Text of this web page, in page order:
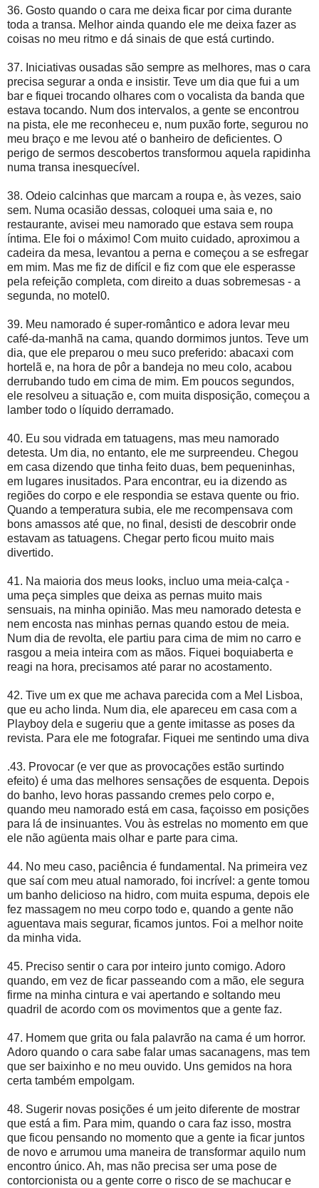
36. Gosto quando o cara me deixa ficar por cima durante
toda a transa. Melhor ainda quando ele me deixa fazer as
coisas no meu ritmo e dá sinais de que está curtindo.
37. Iniciativas ousadas são sempre as melhores, mas o cara
precisa segurar a onda e insistir. Teve um dia que fui a um
bar e fiquei trocando olhares com o vocalista da banda que
estava tocando. Num dos intervalos, a gente se encontrou
na pista, ele me reconheceu e, num puxão forte, segurou no
meu braço e me levou até o banheiro de deficientes. O
perigo de sermos descobertos transformou aquela rapidinha
numa transa inesquecível.
38. Odeio calcinhas que marcam a roupa e, às vezes, saio
sem. Numa ocasião dessas, coloquei uma saia e, no
restaurante, avisei meu namorado que estava sem roupa
íntima. Ele foi o máximo! Com muito cuidado, aproximou a
cadeira da mesa, levantou a perna e começou a se esfregar
em mim. Mas me fiz de difícil e fiz com que ele esperasse
pela refeição completa, com direito a duas sobremesas - a
segunda, no motel0.
39. Meu namorado é super-romântico e adora levar meu
café-da-manhã na cama, quando dormimos juntos. Teve um
dia, que ele preparou o meu suco preferido: abacaxi com
hortelã e, na hora de pôr a bandeja no meu colo, acabou
derrubando tudo em cima de mim. Em poucos segundos,
ele resolveu a situação e, com muita disposição, começou a
lamber todo o líquido derramado.
40. Eu sou vidrada em tatuagens, mas meu namorado
detesta. Um dia, no entanto, ele me surpreendeu. Chegou
em casa dizendo que tinha feito duas, bem pequeninhas,
em lugares inusitados. Para encontrar, eu ia dizendo as
regiões do corpo e ele respondia se estava quente ou frio.
Quando a temperatura subia, ele me recompensava com
bons amassos até que, no final, desisti de descobrir onde
estavam as tatuagens. Chegar perto ficou muito mais
divertido.
41. Na maioria dos meus looks, incluo uma meia-calça -
uma peça simples que deixa as pernas muito mais
sensuais, na minha opinião. Mas meu namorado detesta e
nem encosta nas minhas pernas quando estou de meia.
Num dia de revolta, ele partiu para cima de mim no carro e
rasgou a meia inteira com as mãos. Fiquei boquiaberta e
reagi na hora, precisamos até parar no acostamento.
42. Tive um ex que me achava parecida com a Mel Lisboa,
que eu acho linda. Num dia, ele apareceu em casa com a
Playboy dela e sugeriu que a gente imitasse as poses da
revista. Para ele me fotografar. Fiquei me sentindo uma diva
.43. Provocar (e ver que as provocações estão surtindo
efeito) é uma das melhores sensações de esquenta. Depois
do banho, levo horas passando cremes pelo corpo e,
quando meu namorado está em casa, façoisso em posições
para lá de insinuantes. Vou às estrelas no momento em que
ele não agüenta mais olhar e parte para cima.
44. No meu caso, paciência é fundamental. Na primeira vez
que saí com meu atual namorado, foi incrível: a gente tomou
um banho delicioso na hidro, com muita espuma, depois ele
fez massagem no meu corpo todo e, quando a gente não
aguentava mais segurar, ficamos juntos. Foi a melhor noite
da minha vida.
45. Preciso sentir o cara por inteiro junto comigo. Adoro
quando, em vez de ficar passeando com a mão, ele segura
firme na minha cintura e vai apertando e soltando meu
quadril de acordo com os movimentos que a gente faz.
47. Homem que grita ou fala palavrão na cama é um horror.
Adoro quando o cara sabe falar umas sacanagens, mas tem
que ser baixinho e no meu ouvido. Uns gemidos na hora
certa também empolgam.
48. Sugerir novas posições é um jeito diferente de mostrar
que está a fim. Para mim, quando o cara faz isso, mostra
que ficou pensando no momento que a gente ia ficar juntos
de novo e arrumou uma maneira de transformar aquilo num
encontro único. Ah, mas não precisa ser uma pose de
contorcionista ou a gente corre o risco de se machucar e